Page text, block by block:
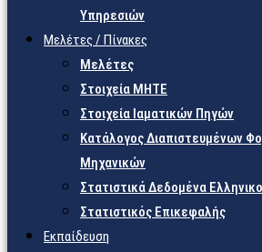
Υπηρεσιών
Μελέτες / Πίνακες
Μελέτες
Στοιχεία ΜΗΤΕ
Στοιχεία Ιαματικών Πηγών
Κατάλογος Διαπιστευμένων
Μηχανικών
Στατιστικά Δεδομένα
Στατιστικός Επικεφαλής
Εκπαίδευση